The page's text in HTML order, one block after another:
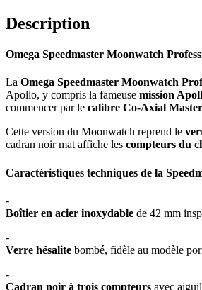
Description
Omega Speedmaster Moonwatch
La Omega Speedmaster Moonwatch
Apollo, y compris la fameuse mission
commencer par le calibre Co-Axial
Cette version du Moonwatch reprend le
cadran noir mat affiche les compteurs du
Caractéristiques techniques de la
-
Boîtier en acier inoxydable de 42 mm
-
Verre hésalite bombé, fidèle au modèle
-
Cadran noir à trois compteurs avec